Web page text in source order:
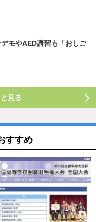
モやAED講習も「おしご
見る
すすめ